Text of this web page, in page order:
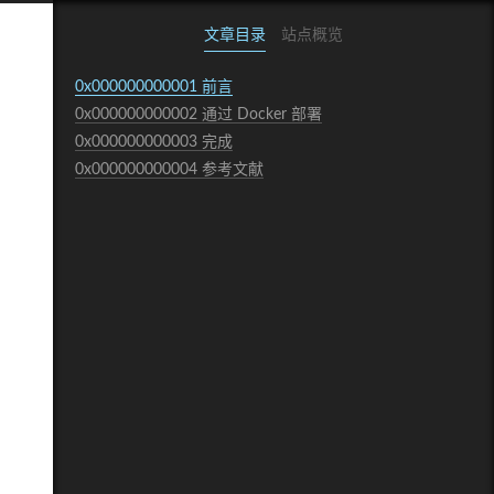
文章目录 站点概览
0x000000000001 前言
0x000000000002 通过 Docker 部署
0x000000000003 完成
0x000000000004 参考文献